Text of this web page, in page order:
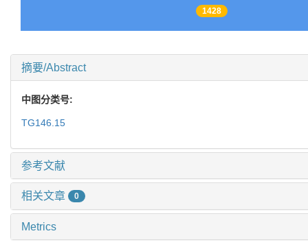
1428
摘要/Abstract
中图分类号:
TG146.15
参考文献
相关文章 0
Metrics